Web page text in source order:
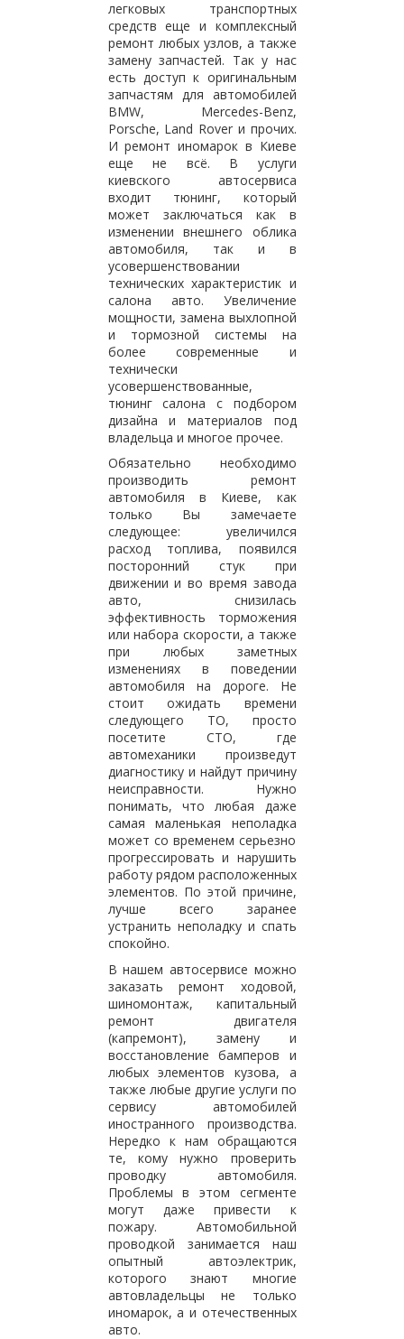
легковых транспортных
средств еще и комплексный
ремонт любых узлов, а также
замену запчастей. Так у нас
есть доступ к оригинальным
запчастям для автомобилей
BMW, Mercedes-Benz,
Porsche, Land Rover и прочих.
И ремонт иномарок в Киеве
еще не всё. В услуги
киевского автосервиса
входит тюнинг, который
может заключаться как в
изменении внешнего облика
автомобиля, так и в
усовершенствовании
технических характеристик и
салона авто. Увеличение
мощности, замена выхлопной
и тормозной системы на
более современные и
технически
усовершенствованные,
тюнинг салона с подбором
дизайна и материалов под
владельца и многое прочее.
Обязательно необходимо
производить ремонт
автомобиля в Киеве, как
только Вы замечаете
следующее: увеличился
расход топлива, появился
посторонний стук при
движении и во время завода
авто, снизилась
эффективность торможения
или набора скорости, а также
при любых заметных
изменениях в поведении
автомобиля на дороге. Не
стоит ожидать времени
следующего ТО, просто
посетите СТО, где
автомеханики произведут
диагностику и найдут причину
неисправности. Нужно
понимать, что любая даже
самая маленькая неполадка
может со временем серьезно
прогрессировать и нарушить
работу рядом расположенных
элементов. По этой причине,
лучше всего заранее
устранить неполадку и спать
спокойно.
В нашем автосервисе можно
заказать ремонт ходовой,
шиномонтаж, капитальный
ремонт двигателя
(капремонт), замену и
восстановление бамперов и
любых элементов кузова, а
также любые другие услуги по
сервису автомобилей
иностранного производства.
Нередко к нам обращаются
те, кому нужно проверить
проводку автомобиля.
Проблемы в этом сегменте
могут даже привести к
пожару. Автомобильной
проводкой занимается наш
опытный автоэлектрик,
которого знают многие
автовладельцы не только
иномарок, а и отечественных
авто.